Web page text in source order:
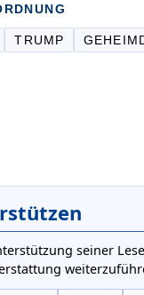
TRUMP
seiner